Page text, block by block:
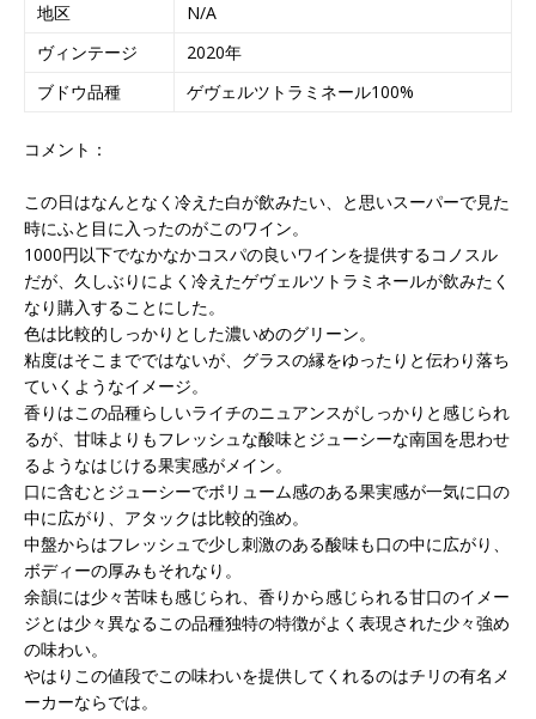
地区
N/A
ヴィンテージ
2020年
ブドウ品種
ゲヴェルツトラミネール100%
コメント：
この日はなんとなく冷えた白が飲みたい、と思いスーパーで見た
時にふと目に入ったのがこのワイン。
1000円以下でなかなかコスパの良いワインを提供するコノスル
だが、久しぶりによく冷えたゲヴェルツトラミネールが飲みたく
なり購入することにした。
色は比較的しっかりとした濃いめのグリーン。
粘度はそこまでではないが、グラスの縁をゆったりと伝わり落ち
ていくようなイメージ。
香りはこの品種らしいライチのニュアンスがしっかりと感じられ
るが、甘味よりもフレッシュな酸味とジューシーな南国を思わせ
るようなはじける果実感がメイン。
口に含むとジューシーでボリューム感のある果実感が一気に口の
中に広がり、アタックは比較的強め。
中盤からはフレッシュで少し刺激のある酸味も口の中に広がり、
ボディーの厚みもそれなり。
余韻には少々苦味も感じられ、香りから感じられる甘口のイメー
ジとは少々異なるこの品種独特の特徴がよく表現された少々強め
の味わい。
やはりこの値段でこの味わいを提供してくれるのはチリの有名メ
ーカーならでは。